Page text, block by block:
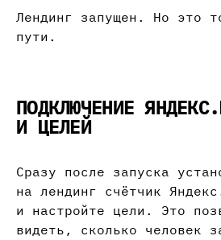
Лендинг запущен. Но это
пути.
ПОДКЛЮЧЕНИЕ
И ЦЕЛЕЙ
Сразу после запуска
на лендинг счётчик
и настройте цели. Это
видеть, сколько человек